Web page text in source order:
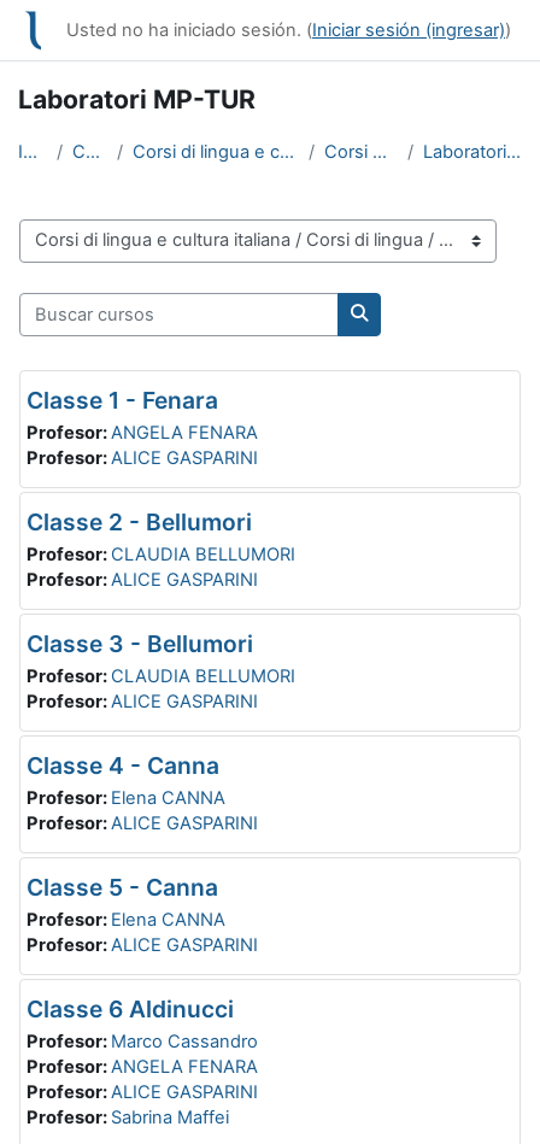
Saltar al contenido principal
Usted no ha iniciado sesión. (Iniciar sesión (ingresar))
Laboratori MP-TUR
Inicio Cursos Corsi di lingua e cultura italiana Corsi di lingua Laboratori MP-TUR
Categorías
Buscar cursos
Buscar cursos
Classe 1 - Fenara
Profesor:ANGELA FENARA
Profesor:ALICE GASPARINI
Classe 2 - Bellumori
Profesor: CLAUDIA BELLUMORI
Profesor:ALICE GASPARINI
Classe 3 - Bellumori
Profesor: CLAUDIA BELLUMORI
Profesor:ALICE GASPARINI
Classe 4 - Canna
Profesor: Elena CANNA
Profesor:ALICE GASPARINI
Classe 5 - Canna
Profesor: Elena CANNA
Profesor:ALICE GASPARINI
Classe 6 Aldinucci
Profesor: Marco Cassandro
Profesor:ANGELA FENARA
Profesor:ALICE GASPARINI
Profesor: Sabrina Maffei